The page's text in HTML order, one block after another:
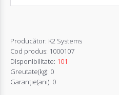
Producător: K2 Systems
Cod produs: 1000107
Disponibilitate: 101
Greutate(kg): 0
Garanţie(ani): 0